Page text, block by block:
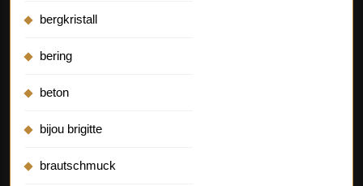
bergkristall
bering
beton
bijou brigitte
brautschmuck